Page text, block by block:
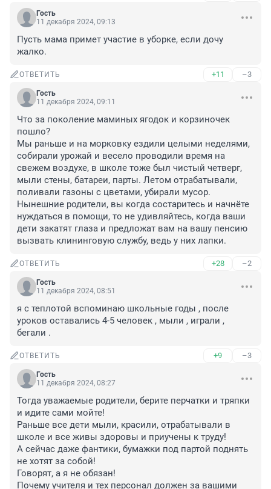
Гость
11 декабря 2024, 09:13
Пусть мама примет участие в уборке, если дочу
жалко.
ОТВЕТИТЬ +11 –3
Гость
11 декабря 2024, 09:11
Что за поколение маминых ягодок и корзиночек
пошло?
Мы раньше и на морковку ездили целыми неделями,
собирали урожай и весело проводили время на
свежем воздухе, в школе тоже был чистый четверг,
мыли стены, батареи, парты. Летом отрабатывали,
поливали газоны с цветами, убирали мусор.
Нынешние родители, вы когда состаритесь и начнёте
нуждаться в помощи, то не удивляйтесь, когда ваши
дети закатят глаза и предложат вам на вашу пенсию
вызвать клининговую службу, ведь у них лапки.
ОТВЕТИТЬ +28 –2
Гость
11 декабря 2024, 08:51
я с теплотой вспоминаю школьные годы , после
уроков оставались 4-5 человек , мыли , играли ,
бегали .
ОТВЕТИТЬ +9 –3
Гость
11 декабря 2024, 08:27
Тогда уважаемые родители, берите перчатки и тряпки
и идите сами мойте!
Раньше все дети мыли, красили, отрабатывали в
школе и все живы здоровы и приучены к труду!
А сейчас даже фантики, бумажки под партой поднять
не хотят за собой!
Говорят, а я не обязан!
Почему учителя и тех персонал должен за вашими